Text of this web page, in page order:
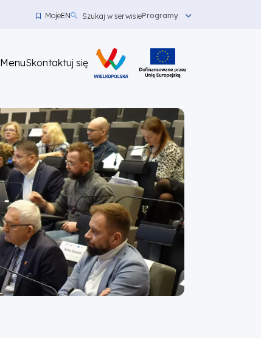
MojeEN
top
left
Szukaj w serwisieProgramy
Menu
Skontaktuj
Skontaktuj się